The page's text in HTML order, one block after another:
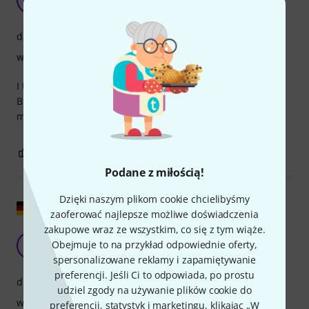
Podane z miłością!
Dzięki naszym plikom cookie chcielibyśmy
zaoferować najlepsze możliwe doświadczenia
zakupowe wraz ze wszystkim, co się z tym wiąże.
Obejmuje to na przykład odpowiednie oferty,
spersonalizowane reklamy i zapamiętywanie
preferencji. Jeśli Ci to odpowiada, po prostu
udziel zgody na używanie plików cookie do
preferencji, statystyk i marketingu, klikając „W
I tried the mute on my violin and it did not work that good.
But the E string sounds amazing on my violin. I bought 3
more e strings :)
dźwięk
wykończenie
Pokaż oryginał
Larsen II Il Cannone są po prostu świetne.
M.Gö 17.05.2022
dźwięk
wykończenie